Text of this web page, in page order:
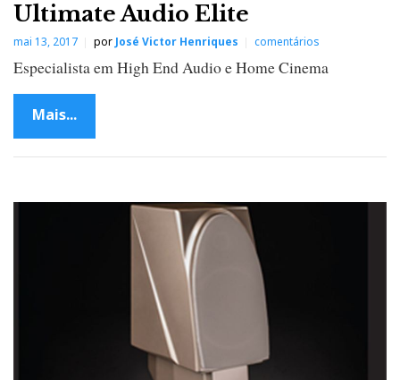
Ultimate Audio Elite
mai 13, 2017 porJosé Victor Henriques comentários
Especialista em High End Audio e Home Cinema
Mais...